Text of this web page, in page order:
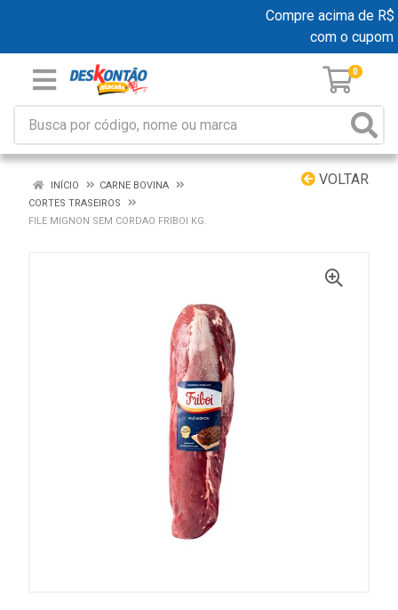
Compre acima de
com o cupom
0
VOLTAR
INÍCIO
CARNE BOVINA
CORTES TRASEIROS
FILE MIGNON SEM CORDAO FRIBOI KG.